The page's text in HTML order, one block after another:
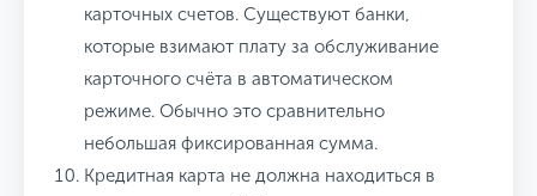
карточных счетов. Существуют банки,
которые взимают плату за обслуживание
карточного счёта в автоматическом
режиме. Обычно это сравнительно
небольшая фиксированная сумма.
Кредитная карта не должна находиться в